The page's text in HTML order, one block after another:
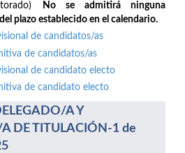
No se admitirá ninguna
plazo establecido en el calendario.
de candidatos/as
de candidatos/as
de candidato electo
de candidato electo
A Y
DE TITULACIÓN-1 de